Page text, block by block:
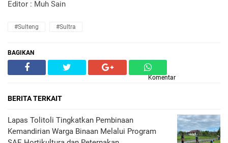
Editor : Muh Sain
#Sulteng #Sultra
BAGIKAN
Komentar
BERITA TERKAIT
Lapas Tolitoli Tingkatkan Pembinaan
Kemandirian Warga Binaan Melalui Program